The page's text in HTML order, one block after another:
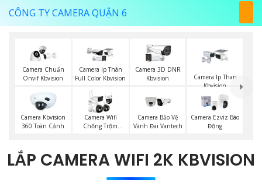
CÔNG TY CAMERA QUẬN 6
Camera Chuẩn
Onvif Kbvision
Camera Ip Thân
Full Color Kbvision
Camera 3D DNR
Kbvision
Camera Ip Than
Kbvision
Camera Kbvision
360 Toàn Cảnh
Camera Wifi
Chống Trộm
Camera Bảo Vệ
Vành Đai Vantech
Camera Ezviz Báo
Động
LẮP CAMERA WIFI 2K KBVISION